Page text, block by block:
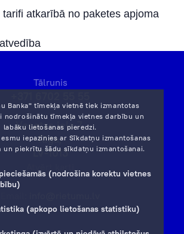
tarifi atkarībā no paketes apjoma
Banka" tīmekļa vietnē tiek izmantotas
nodrošinātu tīmekļa vietnes darbību un
labāku lietošanas pieredzi.
iepazinies ar Sīkdatņu izmantošanas
un piekrītu šādu sīkdatņu izmantošanai.
(nodrošina korektu vietnes
(apkopo lietošanas statistiku)
Tālrunis
Vesetas iela 7,
Rīga,
LV-1013